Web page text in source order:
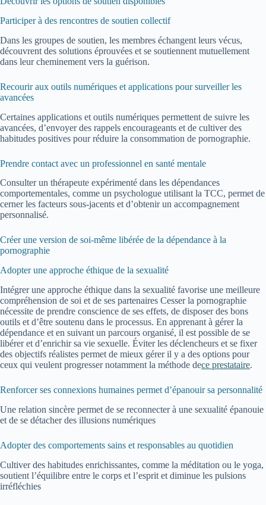
Participer à des rencontres de soutien collectif
Dans les groupes de soutien, les membres échangent leurs vécus,
découvrent des solutions éprouvées et se soutiennent mutuellement
dans leur cheminement vers la guérison.
Recourir aux outils numériques et applications pour surveiller les
avancées
Certaines applications et outils numériques permettent de suivre les
avancées, d’envoyer des rappels encourageants et de cultiver des
habitudes positives pour réduire la consommation de pornographie.
Prendre contact avec un professionnel en santé mentale
Consulter un thérapeute expérimenté dans les dépendances
comportementales, comme un psychologue utilisant la TCC, permet de
cerner les facteurs sous-jacents et d’obtenir un accompagnement
personnalisé.
Créer une version de soi-même libérée de la dépendance à la
pornographie
Adopter une approche éthique de la sexualité
Intégrer une approche éthique dans la sexualité favorise une meilleure
compréhension de soi et de ses partenaires Cesser la pornographie
nécessite de prendre conscience de ses effets, de disposer des bons
outils et d’être soutenu dans le processus. En apprenant à gérer la
dépendance et en suivant un parcours organisé, il est possible de se
libérer et d’enrichir sa vie sexuelle. Éviter les déclencheurs et se fixer
des objectifs réalistes permet de mieux gérer il y a des options pour
ceux qui veulent progresser notamment la méthode dece prestataire.
Renforcer ses connexions humaines permet d’épanouir sa personnalité
Une relation sincère permet de se reconnecter à une sexualité épanouie
et de se détacher des illusions numériques
Adopter des comportements sains et responsables au quotidien
Cultiver des habitudes enrichissantes, comme la méditation ou le yoga,
soutient l’équilibre entre le corps et l’esprit et diminue les pulsions
irréfléchies